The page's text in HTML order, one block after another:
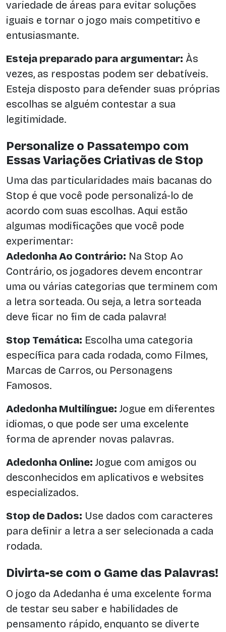
variedade de áreas para evitar soluções
iguais e tornar o jogo mais competitivo e
entusiasmante.
Esteja preparado para argumentar: Às
vezes, as respostas podem ser debatíveis.
Esteja disposto para defender suas próprias
escolhas se alguém contestar a sua
legitimidade.
Personalize o Passatempo com
Essas Variações Criativas de Stop
Uma das particularidades mais bacanas do
Stop é que você pode personalizá-lo de
acordo com suas escolhas. Aqui estão
algumas modificações que você pode
experimentar:
Adedonha Ao Contrário: Na Stop Ao
Contrário, os jogadores devem encontrar
uma ou várias categorias que terminem com
a letra sorteada. Ou seja, a letra sorteada
deve ficar no fim de cada palavra!
Stop Temática: Escolha uma categoria
específica para cada rodada, como Filmes,
Marcas de Carros, ou Personagens
Famosos.
Adedonha Multilíngue: Jogue em diferentes
idiomas, o que pode ser uma excelente
forma de aprender novas palavras.
Adedonha Online: Jogue com amigos ou
desconhecidos em aplicativos e websites
especializados.
Stop de Dados: Use dados com caracteres
para definir a letra a ser selecionada a cada
rodada.
Divirta-se com o Game das Palavras!
O jogo da Adedanha é uma excelente forma
de testar seu saber e habilidades de
pensamento rápido, enquanto se diverte